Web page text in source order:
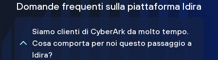
Domande frequenti sulla piattaforma Idira
Siamo clienti di CyberArk da molto tempo.
Cosa comporta per noi questo passaggio a
Idira?